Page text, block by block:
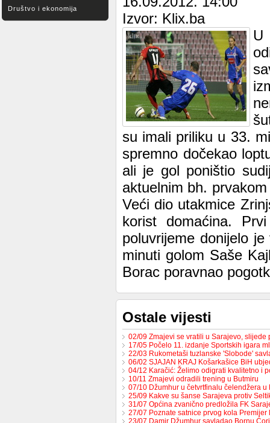
Društvo i ekonomija
Izvor: Klix.ba
U
su imali priliku u 33.
spremno dočekao
ali je gol poništio
aktuelnim bh.
Veći dio utakmice
korist domaćina.
poluvrijeme donijelo
minuti golom Saše
Borac poravnao
Ostale vijesti
02/09 Zmajevi se vratili u Sarajevo,
17/05 Počelo 11. izdanje Sportskih igara
22/03 Rukometaši tuzlanske 'Slobode'
06/02 SJAJAN KRAJ Košarkašice BiH
04/12 Karačić: Želimo odigrati kvalitetno i
10/11 Zmajevi odradili trening u Butmiru
07/10 Džumhur u četvrtfinalu čelendžera u
25/09 Kakve su šanse Sarajeva protiv
31/07 Općina zvanično predložila FK
27/07 Poznate satnice prvog kola
23/07 Damir Džumhur savladao Bornu